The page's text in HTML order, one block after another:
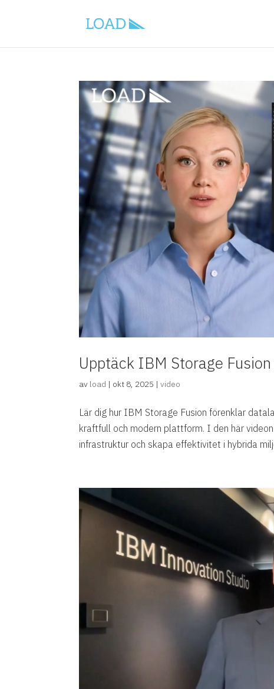
Upptäck IBM Storage Fusion
av load | okt 8, 2025 |video
Lär dig hur IBM Storage Fusion förenklar
kraftfull och modern plattform. I den här
infrastruktur och skapa effektivitet i hybrida